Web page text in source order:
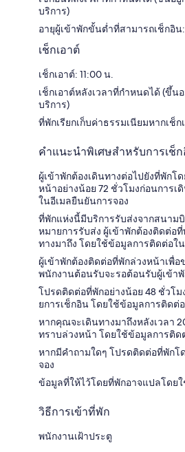
บริการ)
อายุผู้เข้าพักขั้นต่ำที่สามารถเช็กอิน:
เช็กเอาต์
เช็กเอาต์: 11:00 น.
เช็กเอาต์หลังเวลาที่กำหนดได้ (ขึ้น
บริการ)
ที่พักเรียกเก็บค่าธรรมเนียมหากเช็ก
คำแนะนำพิเศษสำหรับการเช็
ผู้เข้าพักต้องเดินทางต่อไปยังที่พักโ
หน้าอย่างน้อย 72 ชั่วโมงก่อนการ
ในอีเมลยืนยันการจอง
ที่พักแห่งนี้มีบริการรับส่งจากสนาม
หมายการรับส่ง ผู้เข้าพักต้องติดต่อ
ทางมาถึง โดยใช้ข้อมูลการติดต่อใ
ผู้เข้าพักต้องติดต่อที่พักล่วงหน้าเพื่
พนักงานต้อนรับจะรอต้อนรับผู้เข้า
โปรดติดต่อที่พักอย่างน้อย 48 ชั่วโ
ยการเช็กอิน โดยใช้ข้อมูลการติดต่
หากคุณจะเดินทางมาถึงหลังเวลา
ทราบล่วงหน้า โดยใช้ข้อมูลการติด
หากมีคำถามใดๆ โปรดติดต่อที่พัก
จอง
ข้อมูลที่ให้ไว้โดยที่พักอาจแปลโดย
วิธีการเข้าที่พัก
พนักงานเฝ้าประตู